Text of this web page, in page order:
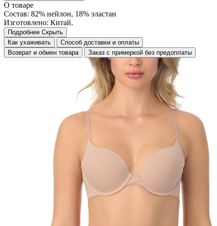
О товаре
Состав: 82% нейлон, 18% эластан
Изготовлено: Китай.
Подробнее Скрыть
Как ухаживать
Способ доставки и оплаты
Возврат и обмен товара
Заказ с примеркой без предоплаты